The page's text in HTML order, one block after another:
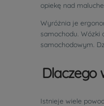
opiekę nad
Wyróżnia je
samochodu. Wózki
samochodowym.
Dlaczego
Istnieje wiele